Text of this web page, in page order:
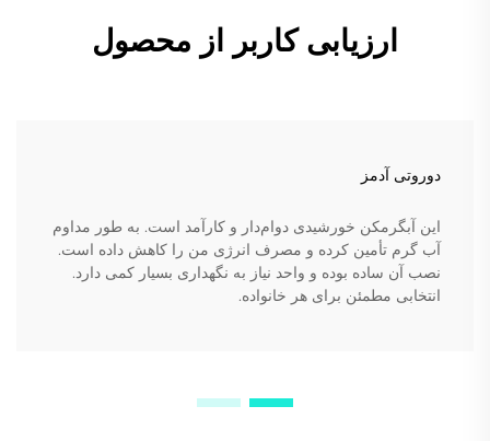
ارزیابی کاربر از محصول
دوروتی آدمز
این آبگرمکن خورشیدی دوام‌دار و کارآمد است. به طور مداوم
آب گرم تأمین کرده و مصرف انرژی من را کاهش داده است.
نصب آن ساده بوده و واحد نیاز به نگهداری بسیار کمی دارد.
انتخابی مطمئن برای هر خانواده.